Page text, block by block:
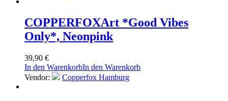
COPPERFOXArt *Good Vibes
Only*, Neonpink
39,90 €
In den WarenkorbIn den Warenkorb
Vendor:
Copperfox Hamburg